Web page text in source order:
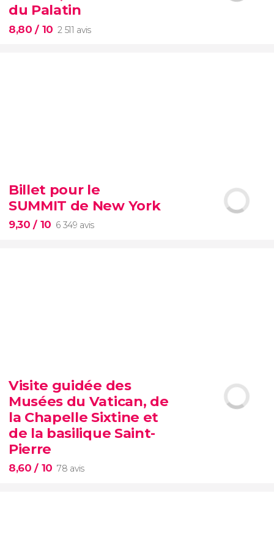
d'attente
du Palatin
8,80/ 10 2 511 avis
Colisée, Palatin et Forum
romain
Billet pour le
SUMMIT de New York
9,30/ 10 6 349 avis
Manhattan Évitez les files d'attente
option VIP
Visite guidée des
Musées du Vatican, de
la Chapelle Sixtine et
de la basilique Saint-
Pierre
8,60/ 10 78 avis